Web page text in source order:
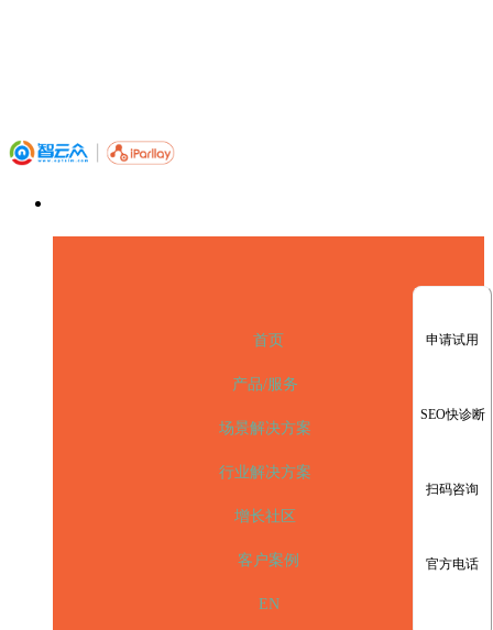
首页
产品/服务
场景解决方案
行业解决方案
增长社区
客户案例
EN
申请试用
SEO快诊断
扫码咨询
官方电话